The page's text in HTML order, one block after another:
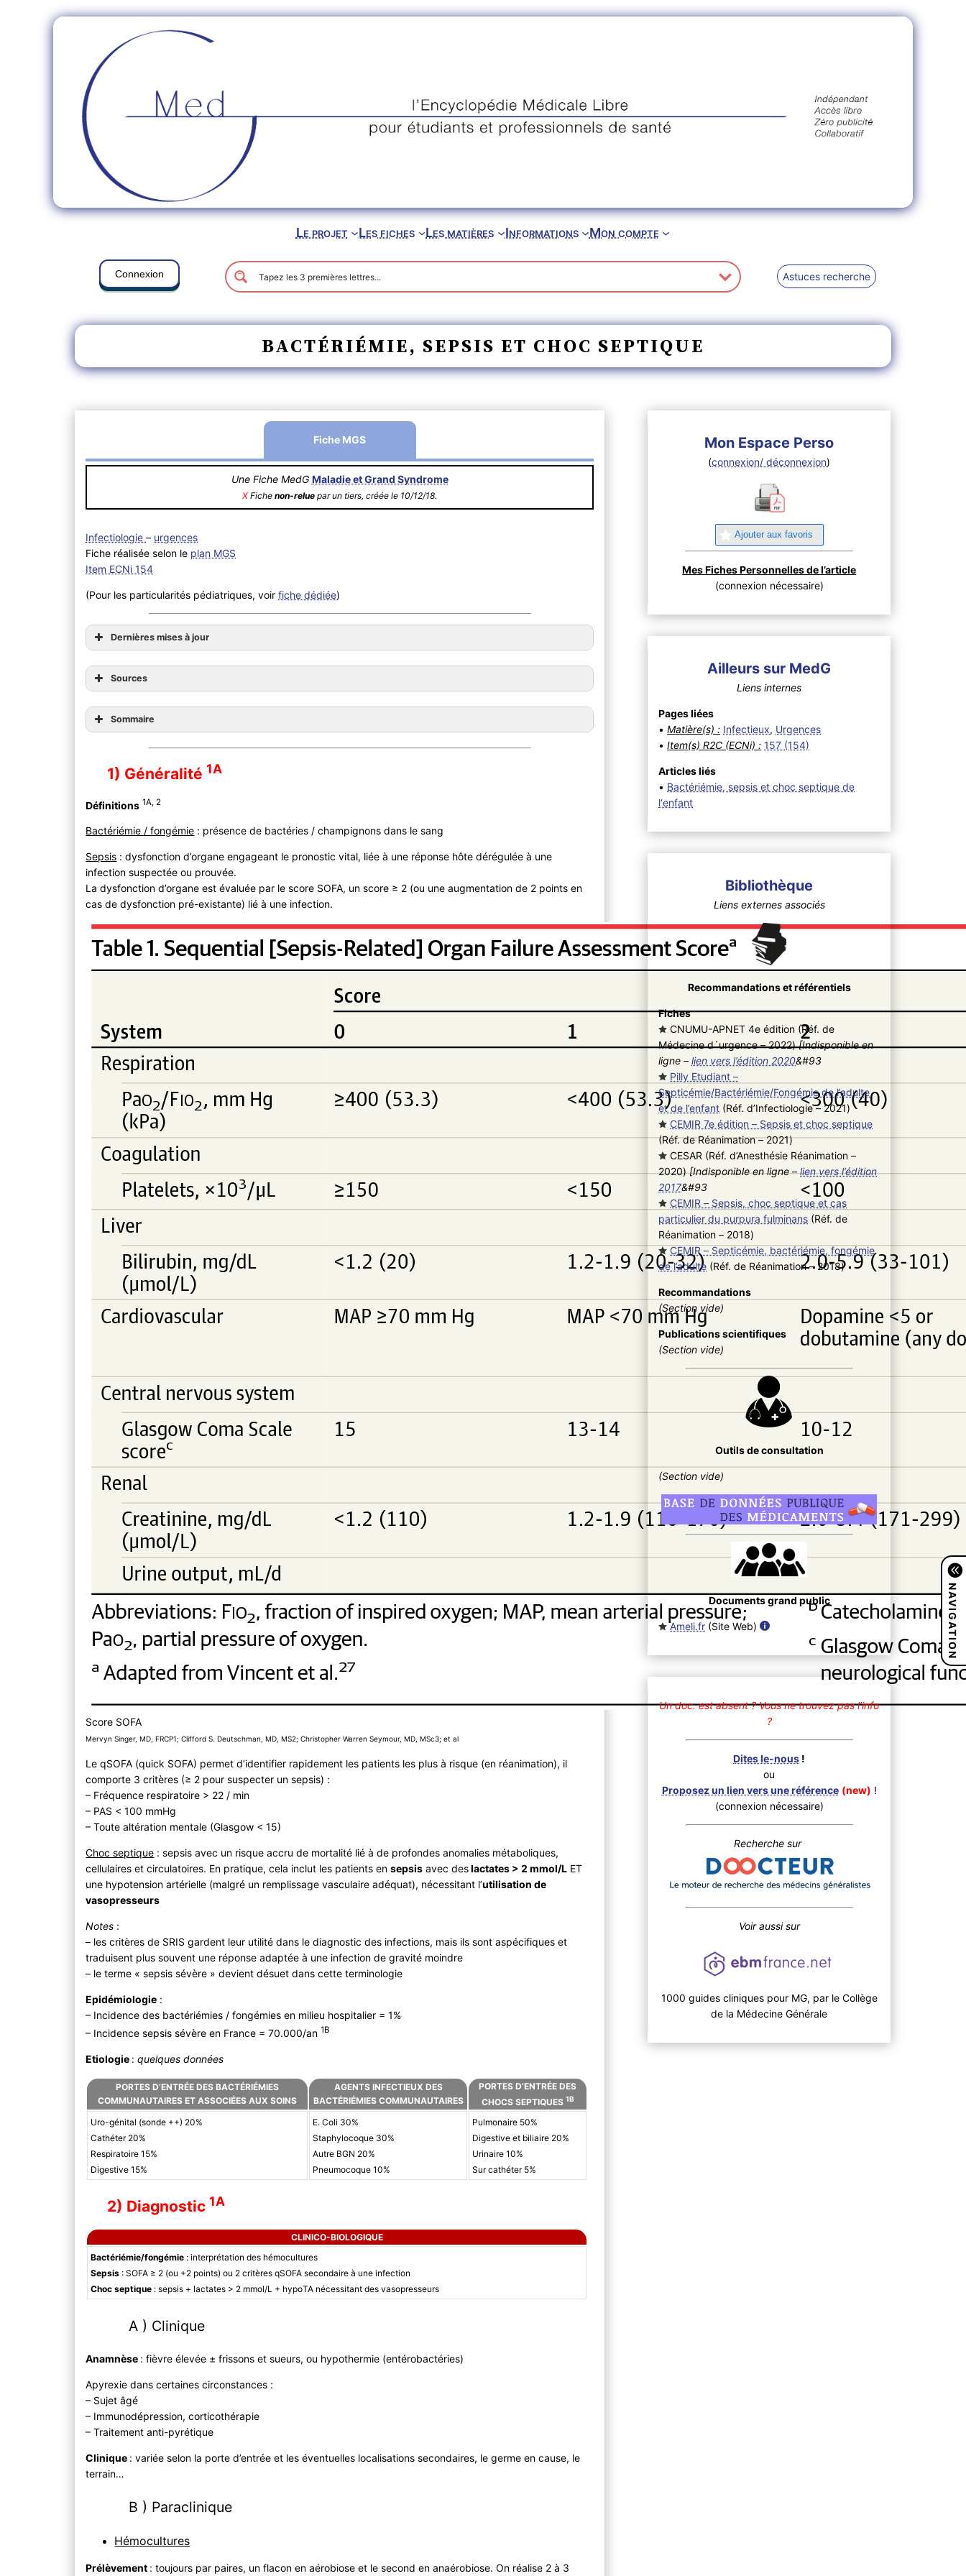
Le projet Les fiches Les matières Informations Mon compte
Connexion Astuces recherche
BACTÉRIÉMIE, SEPSIS ET CHOC SEPTIQUE
Fiche MGS
Une Fiche MedG Maladie et Grand Syndrome
X Fichenon-relue par un tiers, créée le 10/12/18.
Infectiologie– urgences
Fiche réalisée selon le plan MGS
Item ECNi 154
(Pour les particularités pédiatriques, voirfiche dédiée)
Dernières mises à jour
Sources
Sommaire
1) Généralité 1A
Définitions 1A, 2
Bactériémie / fongémie : présence de bactéries / champignons dans le sang
Sepsis : dysfonction d’organe engageant le pronostic vital, liée à une réponse hôte dérégulée à une
infection suspectée ou prouvée.
La dysfonction d’organe est évaluée par le score SOFA, un score ≥ 2 (ou une augmentation de 2 points en
cas de dysfonction pré-existante) lié à une infection.
Score SOFA
Mervyn Singer, MD, FRCP1; Clifford S. Deutschman, MD, MS2; Christopher Warren Seymour, MD, MSc3; et al
Le qSOFA (quick SOFA) permet d’identifier rapidement les patients les plus à risque (en réanimation), il
comporte 3 critères (≥ 2 pour suspecter un sepsis) :
– Fréquence respiratoire > 22 / min
– PAS < 100 mmHg
– Toute altération mentale (Glasgow < 15)
Choc septique : sepsis avec un risque accru de mortalité lié à de profondes anomalies métaboliques,
cellulaires et circulatoires. En pratique, cela inclut les patients ensepsis avec deslactates > 2 mmol/L ET
une hypotension artérielle (malgré un remplissage vasculaire adéquat), nécessitant l’utilisation de
vasopresseurs
Notes :
– les critères de SRIS gardent leur utilité dans le diagnostic des infections, mais ils sont aspécifiques et
traduisent plus souvent une réponse adaptée à une infection de gravité moindre
– le terme « sepsis sévère » devient désuet dans cette terminologie
Epidémiologie :
– Incidence des bactériémies / fongémies en milieu hospitalier = 1%
– Incidence sepsis sévère en France = 70.000/an 1B
Etiologie :quelques données
PORTES D’ENTRÉE DES BACTÉRIÉMIES
COMMUNAUTAIRES ET ASSOCIÉES AUX SOINS
AGENTS INFECTIEUX DES
BACTÉRIÉMIES COMMUNAUTAIRES
PORTES D’ENTRÉE DES
CHOCS SEPTIQUES 1B
Uro-génital (sonde ++) 20%
Cathéter 20%
Respiratoire 15%
Digestive 15%
E. Coli 30%
Staphylocoque 30%
Autre BGN 20%
Pneumocoque 10%
Pulmonaire 50%
Digestive et biliaire 20%
Urinaire 10%
Sur cathéter 5%
2) Diagnostic 1A
CLINICO-BIOLOGIQUE
Bactériémie/fongémie: interprétation des hémocultures
Sepsis : SOFA ≥ 2 (ou +2 points) ou 2 critères qSOFA secondaire à une infection
Choc septique: sepsis + lactates > 2 mmol/L + hypoTA nécessitant des vasopresseurs
A ) Clinique
Anamnèse : fièvre élevée ± frissons et sueurs, ou hypothermie (entérobactéries)
Apyrexie dans certaines circonstances :
– Sujet âgé
– Immunodépression, corticothérapie
– Traitement anti-pyrétique
Clinique : variée selon la porte d’entrée et les éventuelles localisations secondaires, le germe en cause, le
terrain…
B ) Paraclinique
Hémocultures
Prélèvement : toujours par paires, un flacon en aérobiose et le second en anaérobiose. On réalise 2 à 3
Mon Espace Perso
(connexion/ déconnexion)
Ajouter aux favoris
Mes Fiches Personnelles de l’article
(connexion nécessaire)
Ailleurs sur MedG
Liens internes
Pages liées
•Matière(s) : Infectieux, Urgences
•Item(s) R2C (ECNi) : 157 (154)
Articles liés
• Bactériémie, sepsis et choc septique de
l‘enfant
Bibliothèque
Liens externes associés
Recommandations et référentiels
Fiches
CNUMU-APNET 4e édition (Réf. de
Médecine d´urgence – 2022)[Indisponible en
ligne –lien vers l’édition 2020&#93
Pilly Etudiant –
Septicémie/Bactériémie/Fongémie de l’adulte
et de l’enfant (Réf. d’Infectiologie – 2021)
CEMIR 7e édition – Sepsis et choc septique
(Réf. de Réanimation – 2021)
CESAR (Réf. d’Anesthésie Réanimation –
2020)[Indisponible en ligne –lien vers l’édition
2017&#93
CEMIR – Sepsis, choc septique et cas
particulier du purpura fulminans (Réf. de
Réanimation – 2018)
CEMIR – Septicémie, bactériémie, fongémie
de l’adulte (Réf. de Réanimation – 2018)
Recommandations
(Section vide)
Publications scientifiques
(Section vide)
Outils de consultation
(Section vide)
Documents grand public
Ameli.fr (Site Web)
Un doc. est absent ?Vous ne trouvez pas l’info
?
Dites le-nous !
ou
Proposez un lien vers une référence (new) !
(connexion nécessaire)
Recherche sur
Voir aussi sur
1000 guides cliniques pour MG, par le Collège
de la Médecine Générale
NAVIGATION